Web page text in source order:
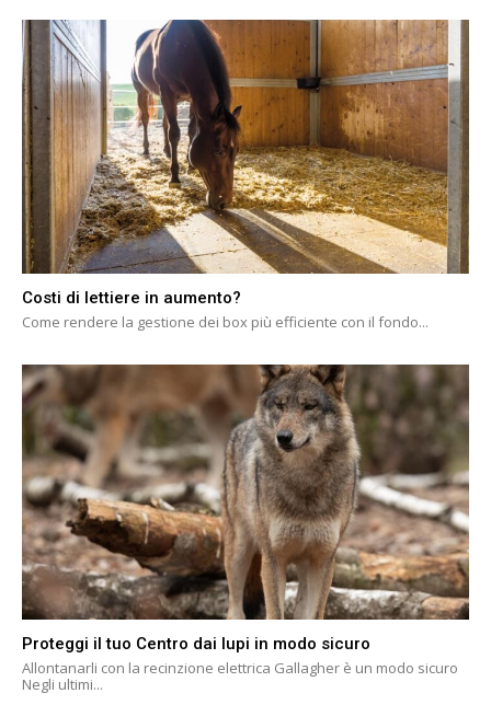
Costi di lettiere in aumento?
Come rendere la gestione dei box più efficiente con il fondo...
Proteggi il tuo Centro dai lupi in modo sicuro
Allontanarli con la recinzione elettrica Gallagher è un modo sicuro
Negli ultimi...